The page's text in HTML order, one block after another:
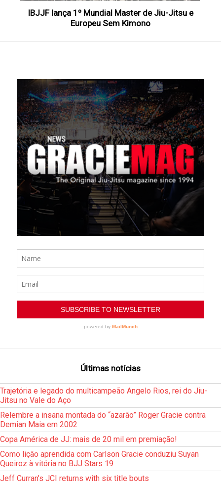
IBJJF lança 1º Mundial Master de Jiu-Jitsu e
Europeu Sem Kimono
Últimas notícias
Trajetória e legado do multicampeão Angelo Rios, rei do Jiu-
Jitsu no Vale do Aço
Relembre a insana montada do “azarão” Roger Gracie contra
Demian Maia em 2002
Copa América de JJ: mais de 20 mil em premiação!
Como lição aprendida com Carlson Gracie conduziu Suyan
Queiroz à vitória no BJJ Stars 19
Jeff Curran’s JCI returns with six title bouts